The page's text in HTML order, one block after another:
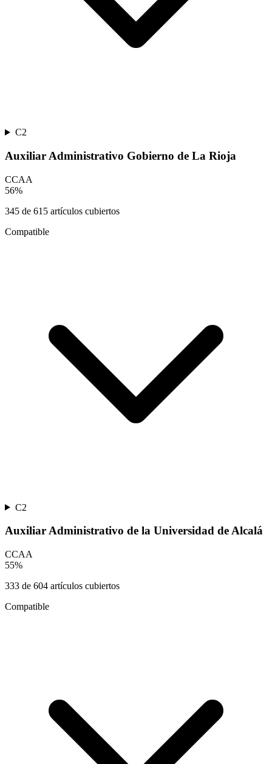
C2
Auxiliar Administrativo Gobierno de La Rioja
CCAA
56%
345 de 615 artículos cubiertos
Compatible
C2
Auxiliar Administrativo de la Universidad de Alcalá
CCAA
55%
333 de 604 artículos cubiertos
Compatible